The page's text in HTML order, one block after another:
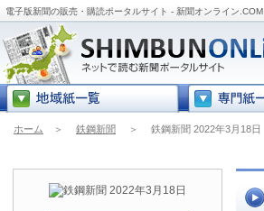
電子版新聞の販売・購読ポータルサイト - 新聞オンライン.COM
ホーム ＞ 鉄鋼新聞 ＞ 鉄鋼新聞 2022年3月18日